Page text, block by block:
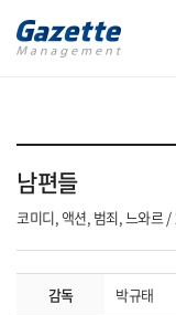
남편들
코미디, 액션, 범죄, 느와르
감독 박규태